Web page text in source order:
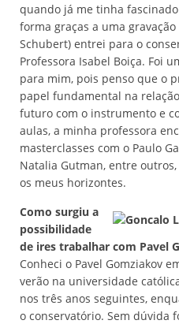
quando já me tinha
forma graças a uma
Schubert) entrei para o
Professora Isabel Boiça. Foi
para mim, pois penso que o
papel fundamental na
futuro com o instrumento e
aulas, a minha professora
masterclasses com o Paulo
Natalia Gutman, entre
os meus horizontes.
Como surgiu a
possibilidade
de ires trabalhar com Pavel
Conheci o Pavel Gomziakov
verão na universidade
nos três anos seguintes,
o conservatório. Sem dúvida